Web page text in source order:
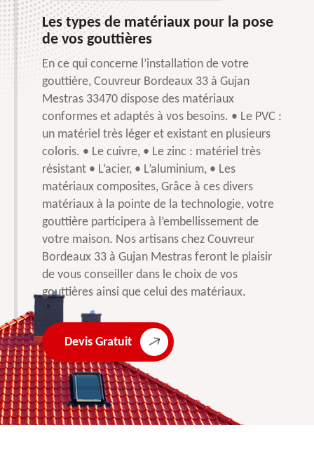
Les types de matériaux pour la pose
de vos gouttières
En ce qui concerne l’installation de votre
gouttière, Couvreur Bordeaux 33 à Gujan
Mestras 33470 dispose des matériaux
conformes et adaptés à vos besoins. • Le PVC :
un matériel très léger et existant en plusieurs
coloris. • Le cuivre, • Le zinc : matériel très
résistant • L’acier, • L’aluminium, • Les
matériaux composites, Grâce à ces divers
matériaux à la pointe de la technologie, votre
gouttière participera à l’embellissement de
votre maison. Nos artisans chez Couvreur
Bordeaux 33 à Gujan Mestras feront le plaisir
de vous conseiller dans le choix de vos
gouttières ainsi que celui des matériaux.
Devis Gratuit